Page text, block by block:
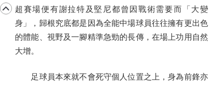
超賽場便有謝拉特及堅尼都曾因戰術需要而「大變
身」，歸根究底都是因為全能中場球員往往擁有更出色
的體能、視野及一腳精準急勁的長傳，在場上功用自然
大增。
足球員本來就不會死守個人位置之上，身為前鋒亦